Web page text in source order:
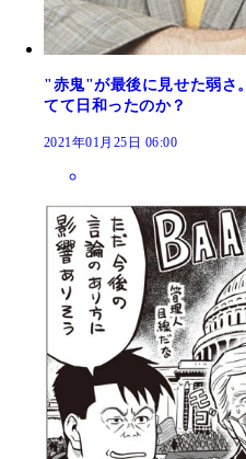
"赤鬼"が最後に見せた弱さ
てて日和ったのか？
2021年01月25日 06:00